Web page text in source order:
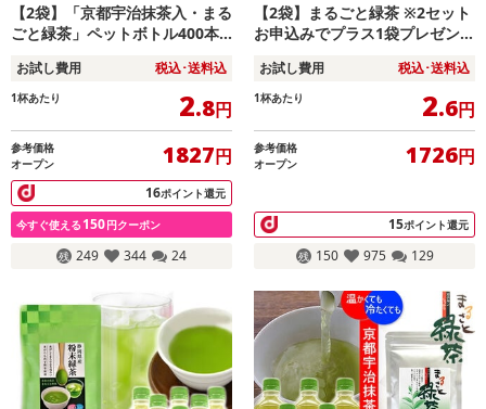
【2袋】「京都宇治抹茶入・まる
ごと緑茶」ペットボトル400本
ト！
お試し費用 税込･送料込
1杯あたり 2.8円
参考価格
オープン
1827円
16ポイント還元
今すぐ使える 150円クーポン
249 344 24
【2袋】まるごと緑茶 ※2セット
お申込みでプラス1袋プレゼン
お試し費用 税込･送料込
1杯あたり 2.6円
参考価格
オープン
1726円
15ポイント還元
150 975 129